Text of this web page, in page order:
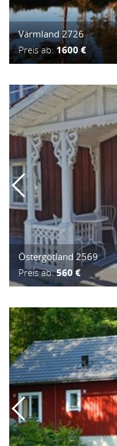
Värmland 2726
Preis ab: 1600 €
Östergötland 2569
Preis ab:560 €